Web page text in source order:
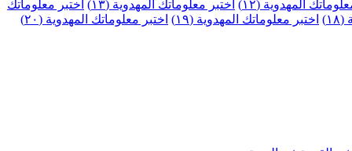
المهدوية (١٢) اختبر معلوماتك المهدوية (١٣)
اختبر معلوماتك
اختبر معلوماتك المهدوية (١٩)
اختبر معلوماتك المهدوية (٢٠)